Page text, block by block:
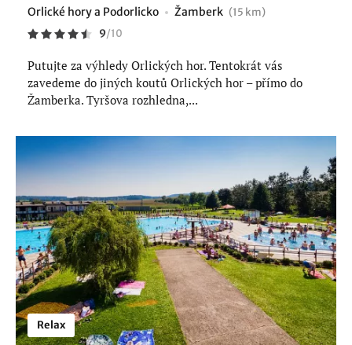
Orlické hory a Podorlicko Žamberk (15 km)
9/10
Putujte za výhledy Orlických hor. Tentokrát vás
zavedeme do jiných koutů Orlických hor – přímo do
Žamberka. Tyršova rozhledna,...
Relax